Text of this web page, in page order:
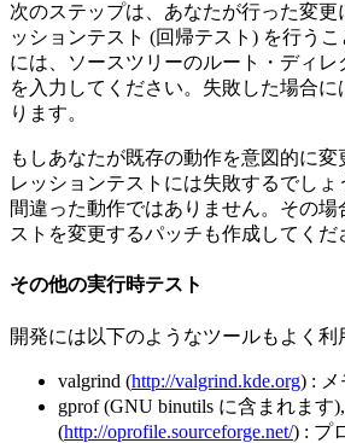
次のステップは、あなたが行った変更
ッションテスト (回帰テスト) を行う
には、ソースツリーのルート・ディレ
を入力してください。失敗した場合
ります。
もしあなたが既存の動作を意図的に
レッションテストには失敗するでし
間違った動作ではありません。その
ストを変更するパッチも作成してくだ
その他の実行時テスト
開発には以下のようなツールもよく利
valgrind (http://valgrind.kde.org) : メ
gprof (GNU binutils に含まれます
(http://oprofile.sourceforge.net/) : プ